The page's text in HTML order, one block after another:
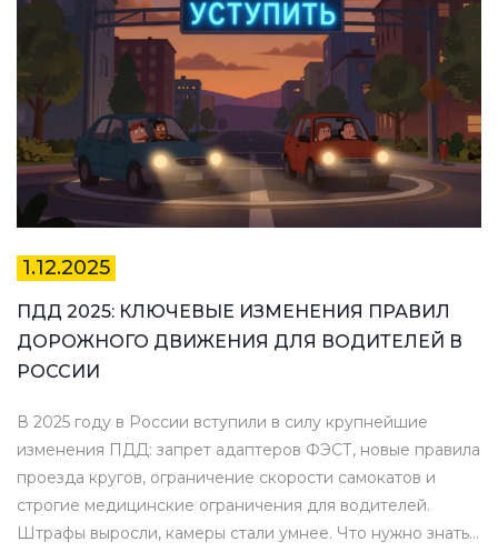
1.12.2025
ПДД 2025: КЛЮЧЕВЫЕ ИЗМЕНЕНИЯ ПРАВИЛ
ДОРОЖНОГО ДВИЖЕНИЯ ДЛЯ ВОДИТЕЛЕЙ В
РОССИИ
В 2025 году в России вступили в силу крупнейшие
изменения ПДД: запрет адаптеров ФЭСТ, новые правила
проезда кругов, ограничение скорости самокатов и
строгие медицинские ограничения для водителей.
Штрафы выросли, камеры стали умнее. Что нужно знать